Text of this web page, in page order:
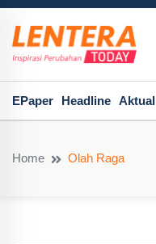
EPaper Headline Aktual
Home Olah Raga